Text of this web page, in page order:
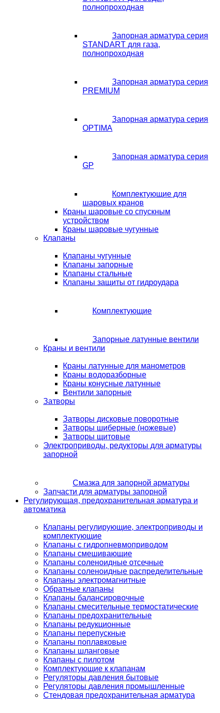
полнопроходная
Запорная арматура серия
STANDART для газа,
полнопроходная
Запорная арматура серия
PREMIUM
Запорная арматура серия
OPTIMA
Запорная арматура серия
GP
Комплектующие для
шаровых кранов
Краны шаровые со спускным
устройством
Краны шаровые чугунные
Клапаны
Клапаны чугунные
Клапаны запорные
Клапаны стальные
Клапаны защиты от гидроудара
Комплектующие
Запорные латунные вентили
Краны и вентили
Краны латунные для манометров
Краны водоразборные
Краны конусные латунные
Вентили запорные
Затворы
Затворы дисковые поворотные
Затворы шиберные (ножевые)
Затворы щитовые
Электроприводы, редукторы для арматуры
запорной
Смазка для запорной арматуры
Запчасти для арматуры запорной
Регулирующая, предохранительная арматура и
автоматика
Клапаны регулирующие, электроприводы и
комплектующие
Клапаны с гидропневмоприводом
Клапаны смешивающие
Клапаны соленоидные отсечные
Клапаны соленоидные распределительные
Клапаны электромагнитные
Обратные клапаны
Клапаны балансировочные
Клапаны смесительные термостатические
Клапаны предохранительные
Клапаны редукционные
Клапаны перепускные
Клапаны поплавковые
Клапаны шланговые
Клапаны с пилотом
Комплектующие к клапанам
Регуляторы давления бытовые
Регуляторы давления промышленные
Стендовая предохранительная арматура